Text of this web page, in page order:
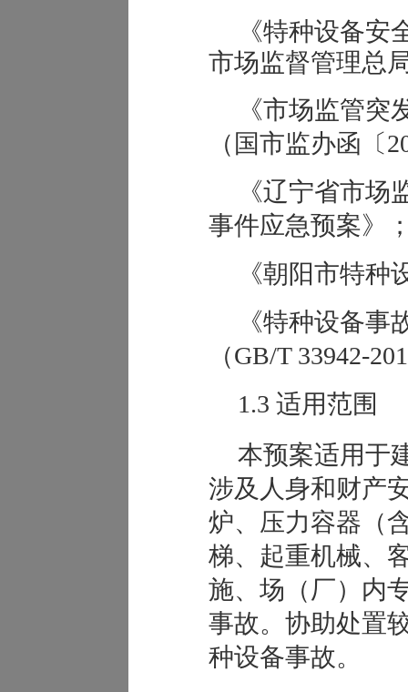
《特种设备安
市场监督管理总
《市场监管突
（国市监办函〔
《辽宁省市场
事件应急预案》
《朝阳市特种
《特种设备事
（GB/T 33942-
1 .3 适用范围
本预案适用于
涉及人身和财产
炉、压力容器（
梯、起重机械、
施、场（厂）内
事故。协助处置
种设备事故。